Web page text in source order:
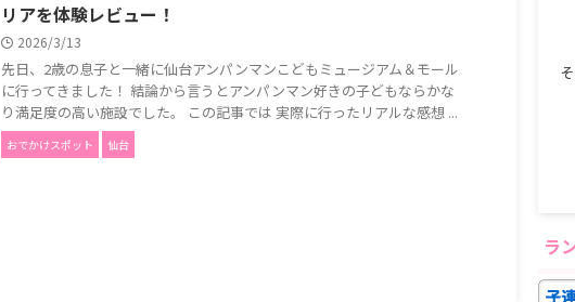
リアを体験レビュー！
2026/3/13
先日、2歳の息子と一緒に仙台アンパンマンこどもミュージアム＆モール
に行ってきました！ 結論から言うとアンパンマン好きの子どもならかな
り満足度の高い施設でした。 この記事では 実際に行ったリアルな感想 ...
おでかけスポット 仙台
ラ